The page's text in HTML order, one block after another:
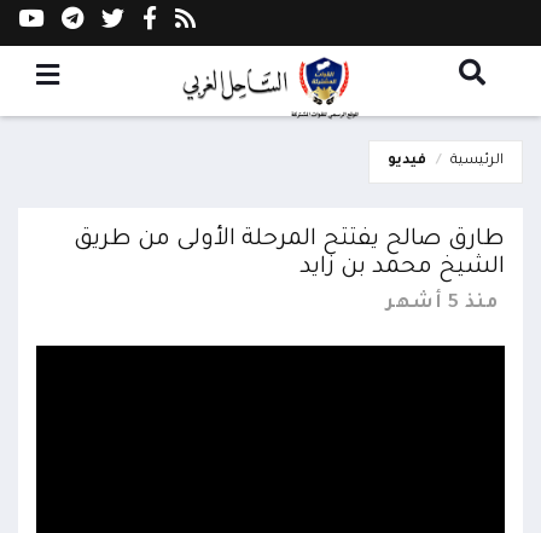
الرئيسية فيديو
طارق صالح يفتتح المرحلة الأولى من طريق
الشيخ محمد بن زايد
منذ 5 أشهر